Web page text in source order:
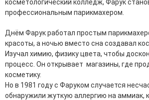
косметологический колледж, Фарук
профессиональным парикмахером.
Днём Фарук работал простым
красоты, а ночью вместо сна создавал
Изучал химию, физику цвета, чтобы
процесс. Он открывает магазины, где
косметику.
Но в 1981 году с Фаруком случается
обнаружили жуткую аллергию на аммиак,